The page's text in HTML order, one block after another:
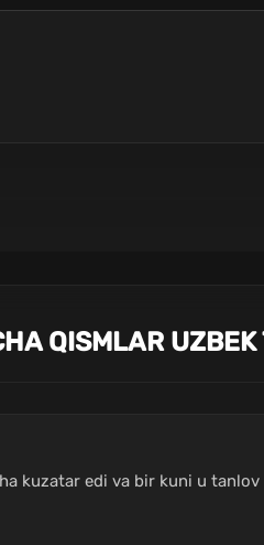
QISMLAR
kuzatar edi va bir kuni u